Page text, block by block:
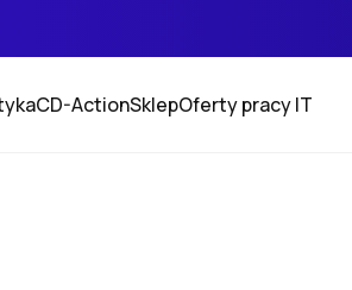
CD-ActionSklepOferty pracy IT